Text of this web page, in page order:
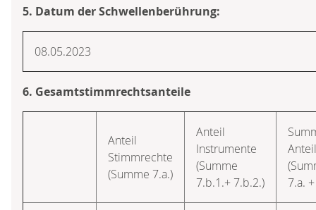
5. Datum der Schwellenberührung:
08.05.2023
6. Gesamtstimmrechtsanteile
Anteil
Stimmrechte
(Summe 7.a.)
Anteil
Instrumente
(Summe
7.b.1.+ 7.b.2.)
7.a.